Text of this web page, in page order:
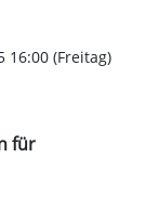
16:00 (Freitag)
für